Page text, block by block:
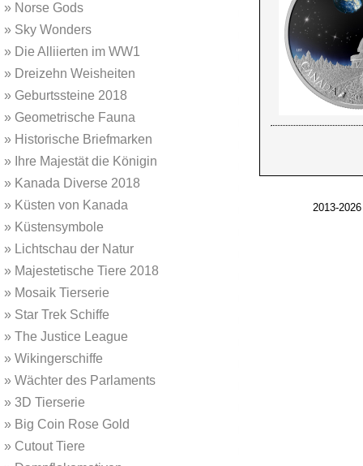
» Norse Gods
» Sky Wonders
» Die Alliierten im WW1
» Dreizehn Weisheiten
» Geburtssteine 2018
» Geometrische Fauna
» Historische Briefmarken
» Ihre Majestät die Königin
» Kanada Diverse 2018
» Küsten von Kanada
» Küstensymbole
» Lichtschau der Natur
» Majestetische Tiere 2018
» Mosaik Tierserie
» Star Trek Schiffe
» The Justice League
» Wikingerschiffe
» Wächter des Parlaments
» 3D Tierserie
» Big Coin Rose Gold
» Cutout Tiere
2013-